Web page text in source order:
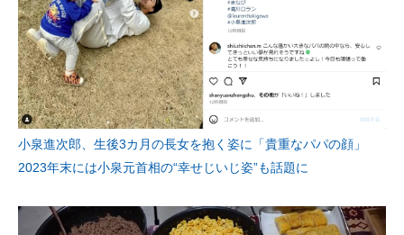
小泉進次郎、生後3カ月の長女を抱く姿に「貴重なパパの顔」
2023年末には小泉元首相の“幸せじいじ姿”も話題に